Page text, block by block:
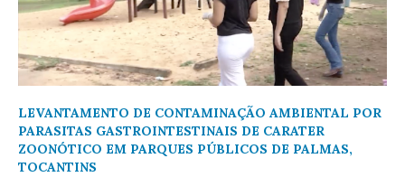
LEVANTAMENTO DE CONTAMINAÇÃO AMBIENTAL POR
PARASITAS GASTROINTESTINAIS DE CARATER
ZOONÓTICO EM PARQUES PÚBLICOS DE PALMAS,
TOCANTINS